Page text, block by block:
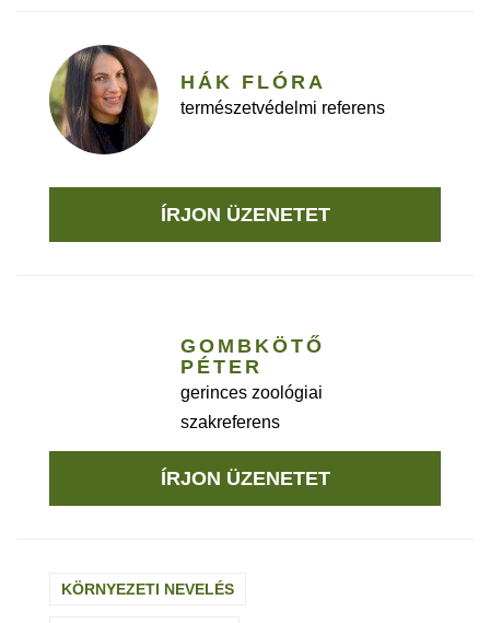
HÁK FLÓRA
természetvédelmi referens
ÍRJON ÜZENETET
GOMBKÖTŐ
PÉTER
gerinces zoológiai
szakreferens
ÍRJON ÜZENETET
KÖRNYEZETI NEVELÉS